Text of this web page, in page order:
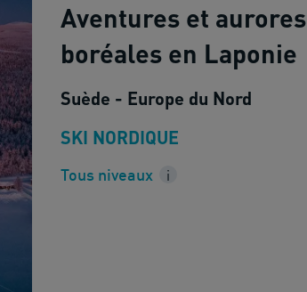
Aventures et aurores
boréales en Laponie
Suède - Europe du Nord
SKI NORDIQUE
Tous niveaux i